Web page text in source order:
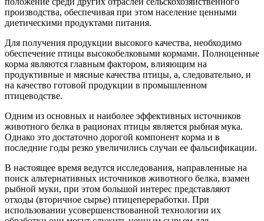
производства, обеспечивая при этом население ценными
диетическими продуктами питания.
Для получения продукции высокого качества, необходимо
обеспечение птицы высокобелковыми кормами. Полноценные
корма являются главным фактором, влияющим на
продуктивные и мясные качества птицы, а, следовательно, и
на качество готовой продукции в промышленном
птицеводстве.
Одним из основных и наиболее эффективных источников
животного белка в рационах птицы является рыбная мука.
Однако это достаточно дорогой компонент корма и в
последние годы резко увеличились случаи ее фальсификации.
В настоящее время ведутся исследования, направленные на
поиск альтернативных источников животного белка, взамен
рыбной муки, при этом большой интерес представляют
отходы (вторичное сырье) птицепереработки. При
использовании усовершенствованной технологии их